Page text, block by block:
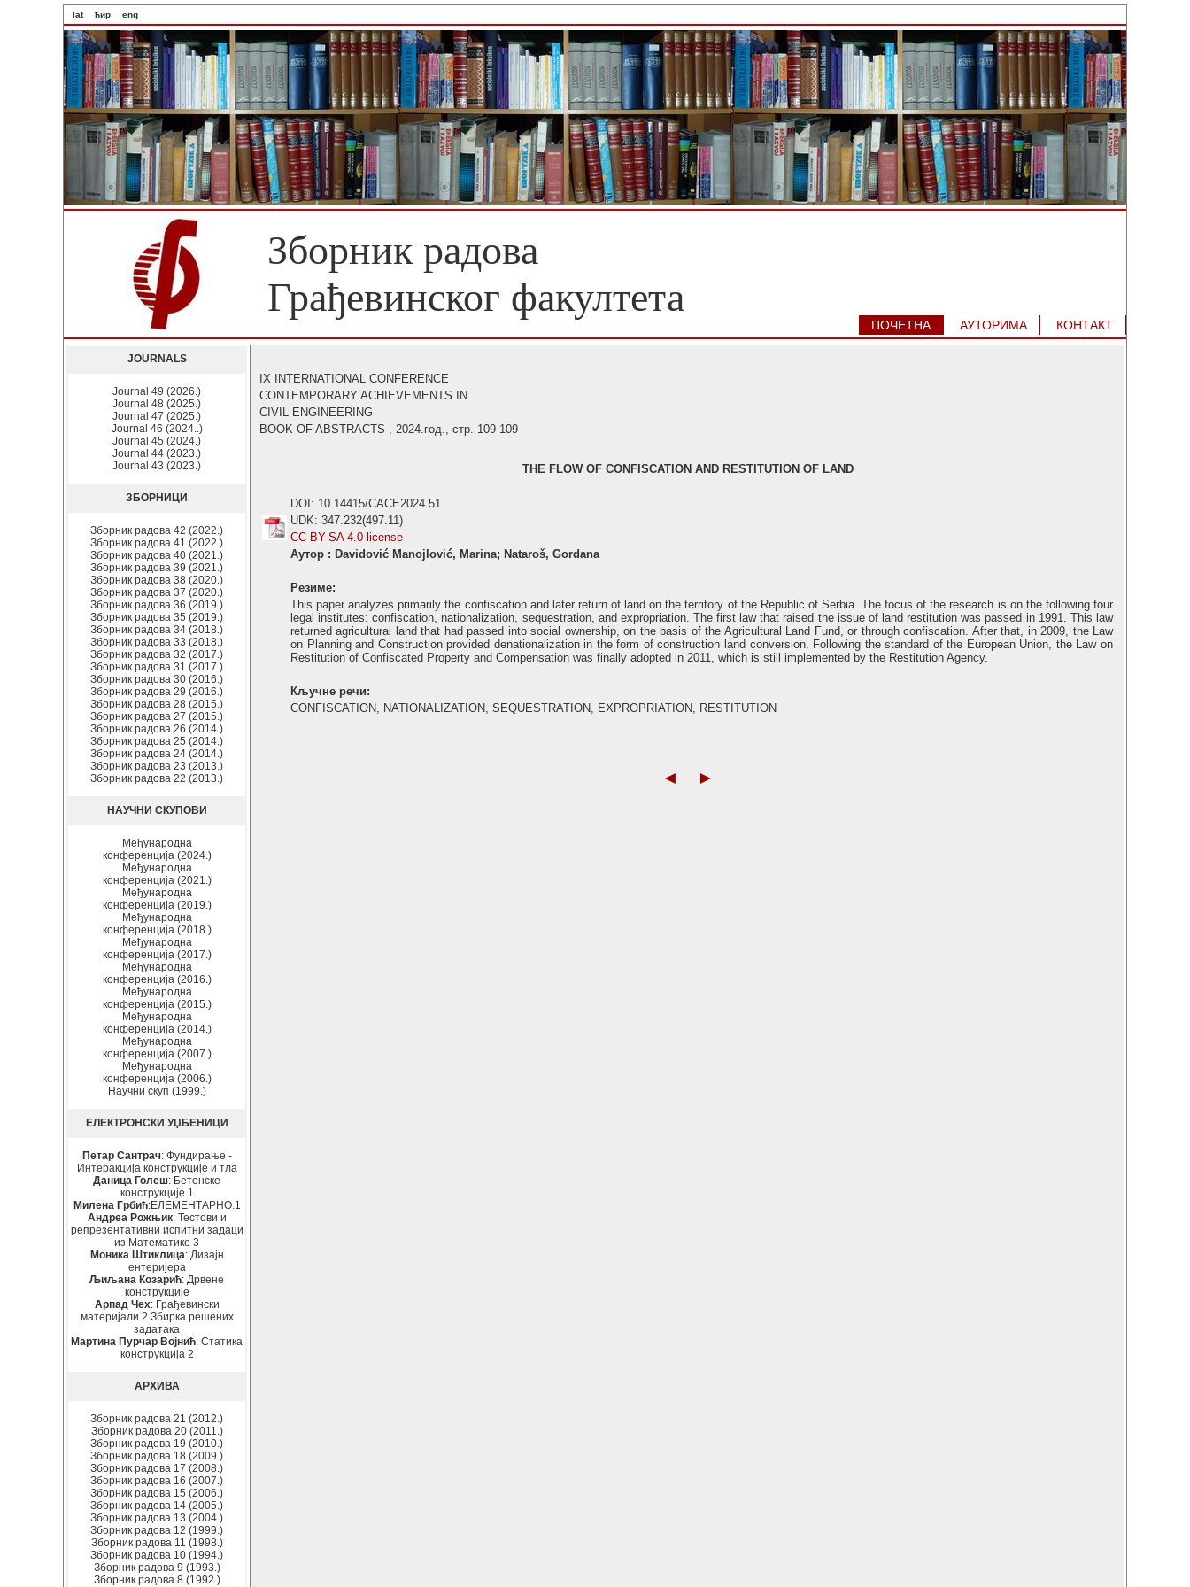
lat ћир eng
Зборник радова
Грађевинског факултета
ПОЧЕТНА АУТОРИМA КОНТАКТ
JOURNALS
Journal 49 (2026.)
Journal 48 (2025.)
Journal 47 (2025.)
Journal 46 (2024..)
Journal 45 (2024.)
Journal 44 (2023.)
Journal 43 (2023.)
ЗБОРНИЦИ
Зборник радова 42 (2022.)
Зборник радова 41 (2022.)
Зборник радова 40 (2021.)
Зборник радова 39 (2021.)
Зборник радова 38 (2020.)
Зборник радова 37 (2020.)
Зборник радова 36 (2019.)
Зборник радова 35 (2019.)
Зборник радова 34 (2018.)
Зборник радова 33 (2018.)
Зборник радова 32 (2017.)
Зборник радова 31 (2017.)
Зборник радова 30 (2016.)
Зборник радова 29 (2016.)
Зборник радова 28 (2015.)
Зборник радова 27 (2015.)
Зборник радова 26 (2014.)
Зборник радова 25 (2014.)
Зборник радова 24 (2014.)
Зборник радова 23 (2013.)
Зборник радова 22 (2013.)
НАУЧНИ СКУПОВИ
Међународна
конференција (2024.)
Међународна
конференција (2021.)
Међународна
конференција (2019.)
Међународна
конференција (2018.)
Међународна
конференција (2017.)
Међународна
конференција (2016.)
Међународна
конференција (2015.)
Међународна
конференција (2014.)
Међународна
конференција (2007.)
Међународна
конференција (2006.)
Научни скуп (1999.)
ЕЛЕКТРОНСКИ УЏБЕНИЦИ
Петар Сантрач: Фундирање -
Интеракција конструкције и тла
Даница Голеш: Бетонске
конструкције 1
Милена Грбић:ЕЛЕМЕНТАРНО.1
Андреа Рожњик: Тестови и
репрезентативни испитни задаци
из Математике 3
Моника Штиклица: Дизајн
ентеријера
Љиљана Козарић: Дрвене
конструкције
Арпад Чех: Грађевински
материјали 2 Збирка решених
задатака
Мартина Пурчар Војнић: Статика
конструкција 2
АРХИВА
Зборник радова 21 (2012.)
Зборник радова 20 (2011.)
Зборник радова 19 (2010.)
Зборник радова 18 (2009.)
Зборник радова 17 (2008.)
Зборник радова 16 (2007.)
Зборник радова 15 (2006.)
Зборник радова 14 (2005.)
Зборник радова 13 (2004.)
Зборник радова 12 (1999.)
Зборник радова 11 (1998.)
Зборник радова 10 (1994.)
Зборник радова 9 (1993.)
Зборник радова 8 (1992.)
IX INTERNATIONAL CONFERENCE
CONTEMPORARY ACHIEVEMENTS IN
CIVIL ENGINEERING
BOOK OF ABSTRACTS , 2024.год., стр. 109-109
THE FLOW OF CONFISCATION AND RESTITUTION OF LAND
DOI: 10.14415/CACE2024.51
UDK: 347.232(497.11)
CC-BY-SA 4.0 license
Аутор : Davidović Manojlović, Marina; Nataroš, Gordana
Резиме:
This paper analyzes primarily the confiscation and later return of land on the territory of the Republic of Serbia. The focus of the research is on the following four
legal institutes: confiscation, nationalization, sequestration, and expropriation. The first law that raised the issue of land restitution was passed in 1991. This law
returned agricultural land that had passed into social ownership, on the basis of the Agricultural Land Fund, or through confiscation. After that, in 2009, the Law
on Planning and Construction provided denationalization in the form of construction land conversion. Following the standard of the European Union, the Law on
Restitution of Confiscated Property and Compensation was finally adopted in 2011, which is still implemented by the Restitution Agency.
Кључне речи:
CONFISCATION, NATIONALIZATION, SEQUESTRATION, EXPROPRIATION, RESTITUTION
◄ ►